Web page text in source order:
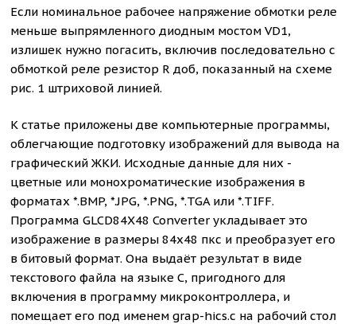
Если номинальное рабочее напряжение обмотки реле
меньше выпрямленного диодным мостом VD1,
излишек нужно погасить, включив последовательно с
обмоткой реле резистор R доб, показанный на схеме
рис. 1 штриховой линией.
К статье приложены две компьютерные программы,
облегчающие подготовку изображений для вывода на
графический ЖКИ. Исходные данные для них -
цветные или монохроматические изображения в
форматах *.BMP, *.JPG, *.PNG, *.TGA или *.TIFF.
Программа GLCD84X48 Converter укладывает это
изображение в размеры 84x48 пкс и преобразует его
в битовый формат. Она выдаёт результат в виде
текстового файла на языке C, пригодного для
включения в программу микроконтроллера, и
помещает его под именем grap-hics.c на рабочий стол